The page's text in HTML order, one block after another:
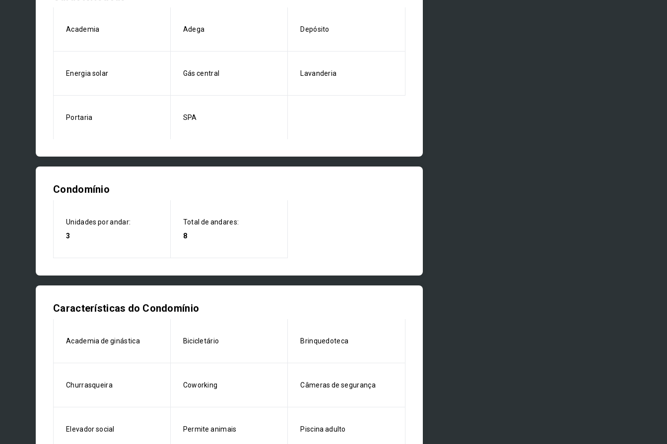
Academia Adega Depósito
Energia solar Gás central Lavanderia
Portaria SPA
Condomínio
Unidades por andar:
3
Total de andares:
8
Características do Condomínio
Academia de ginástica Bicicletário Brinquedoteca
Churrasqueira Coworking Câmeras de segurança
Elevador social Permite animais Piscina adulto